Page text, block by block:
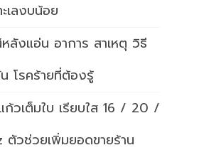
เลงบน้อย
หลังแอ่น อาการ สาเหตุ วิธี
โรคร้ายที่ต้องรู้
ก้วเต็มใบ เรียบใส 16 / 20 /
ตัวช่วยเพิ่มยอดขายร้าน